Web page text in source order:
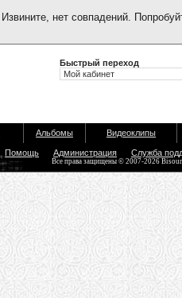
Извините, нет совпадений.
Быстрый переход
Альбомы Видеоклипы
Помощь Администрация Служба
Все права защищены © 2007-2026